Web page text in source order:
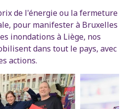
de l'énergie ou la fermeture
pour manifester à Bruxelles
inondations à Liège, nos
dans tout le pays, avec
actions.